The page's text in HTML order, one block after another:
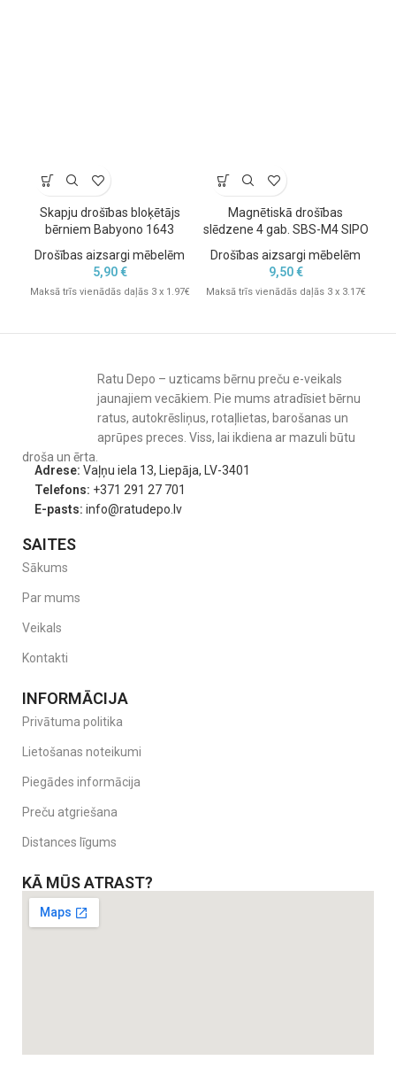
Galvenās priekšrocības:
Efektīva bērnu aizsardzība pret elektrības traumām
Speciālā atslēga pieaugušo lietošanai
Piemēroti zemētām standarta kontaktligzdām
Izturīgs materiāls – ABS plastmasa
Palīdz veidot drošības izpratni bērnam
Komplektā ietilpst:
12 gab. kontaktligzdu aizsargi
2 gab. atslēgas aizsargu noņemšanai
Lietošanas pamācība
Skapju drošības bloķētājs
bērniem Babyono 1643
Drošības aizsargi mēbelēm
5,90€
Maksā trīs vienādās daļās 3 x 1.97€
Magnētiskā drošības
slēdzene 4 gab. SBS-M4 SIPO
Drošības aizsargi mēbelēm
9,50€
Maksā trīs vienādās daļās 3 x 3.17€
Ratu Depo – uzticams bērnu preču e-veikals
jaunajiem vecākiem. Pie mums atradīsiet bērnu
ratus, autokrēsliņus, rotaļlietas, barošanas un
aprūpes preces. Viss, lai ikdiena ar mazuli būtu
droša un ērta.
Adrese: Vaļņu iela 13, Liepāja, LV-3401
Telefons: +371 291 27 701
E-pasts: info@ratudepo.lv
SAITES
Sākums
Par mums
Veikals
Kontakti
INFORMĀCIJA
Privātuma politika
Lietošanas noteikumi
Piegādes informācija
Preču atgriešana
Distances līgums
KĀ MŪS ATRAST?